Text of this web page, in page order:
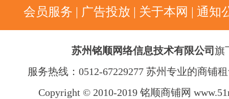
会员服务 | 广告投放 | 关于本网 | 通知
苏州铭顺网络信息技术有限公司 旗
服务热线：0512-67229277 苏州专业的商铺
Copyright © 2010-2019 铭顺商铺网